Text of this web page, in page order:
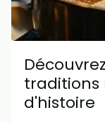
traditions
d'histoire